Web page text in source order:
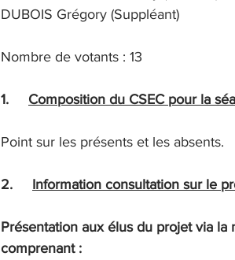
DUBOIS Grégory (Suppléant)
Nombre de votants : 13
1. Composition du CSEC pour la
Point sur les présents et les absents.
2. Information consultation sur le
Présentation aux élus du projet via la
comprenant :